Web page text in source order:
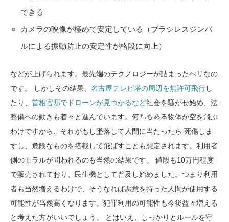
できる
カメラの映像が極めて安定している（ブラシレスジンバ
ルによる振動防止の安定性が格段に向上）
などが上げられます。最先端のテクノロジーが詰まったヘリなの
です。 しかしその結果、 名古屋テレビ塔の周辺を無許可飛行し
たり、 首相官邸でドローンが見つかるなど社会を騒がせ始め、法
整備への動きも着々と進んでいます。何㌔もある物体が空を飛ぶ
わけですから、それがもし墜落して人間に当たったら 死傷しま
すし、危険なものを搭載して飛ばすことも想定されます。利用者
側のモラルが問われるのも当然の結果です。 値段も10万円程度
で販売されており、民生機として普及し始めました。つまり利用
者も当然増えるわけで、そうなれば悪意を持った人間が使用する
可能性が当然高くなります。犯罪利用の可能性も今後益々増える
と考えた方がいいでしょう。 とはいえ、しっかりとルールを守